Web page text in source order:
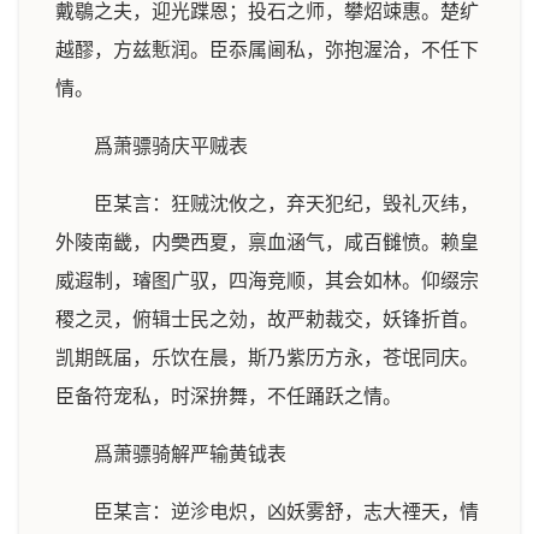
戴鶡之夫，迎光蹀恩；投石之师，攀炤竦惠。楚纩
越醪，方兹慙润。臣忝属阃私，弥抱渥洽，不任下
情。
爲萧骠骑庆平贼表
臣某言：狂贼沈攸之，弃天犯纪，毁礼灭纬，
外陵南畿，内奰西夏，禀血涵气，咸百雠愤。赖皇
威遐制，璿图广驭，四海竞顺，其会如林。仰缀宗
稷之灵，俯辑士民之効，故严勅裁交，妖锋折首。
凯期旣届，乐饮在晨，斯乃紫历方永，苍氓同庆。
臣备符宠私，时深拚舞，不任踊跃之情。
爲萧骠骑解严输黄钺表
臣某言：逆沴电炽，凶妖雾舒，志大禋天，情